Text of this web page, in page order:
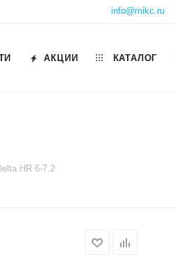
info@mikc.ru
АКЦИИ КАТАЛОГ
HR 6-7.2